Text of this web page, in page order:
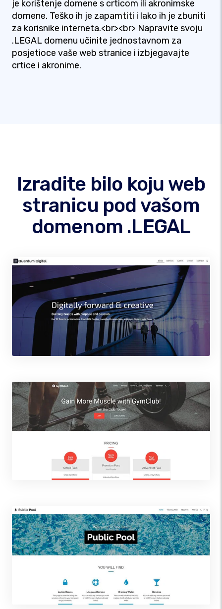
je korištenje domene s crticom ili akronimske
domene. Teško ih je zapamtiti i lako ih je zbuniti
za korisnike interneta.<br><br> Napravite svoju
.LEGAL domenu učinite jednostavnom za
posjetioce vaše web stranice i izbjegavajte
crtice i akronime.
Izradite bilo koju web
stranicu pod vašom
domenom .LEGAL